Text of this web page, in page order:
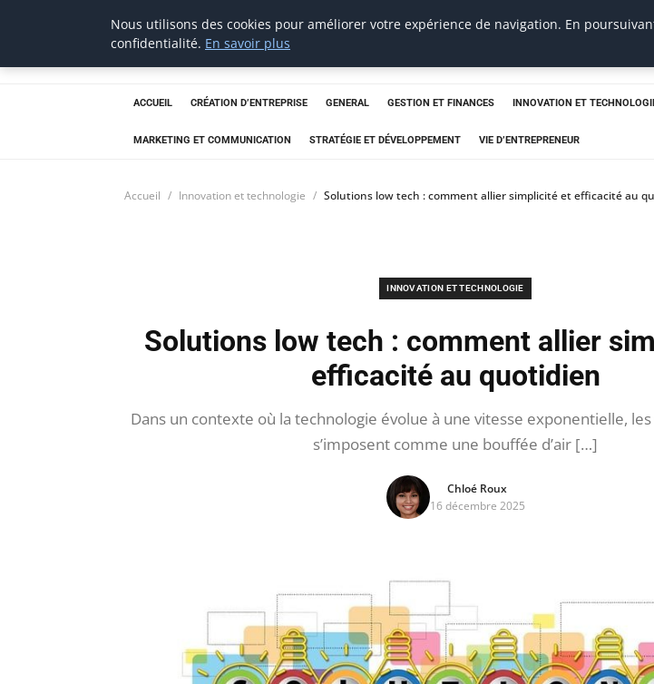
Techsumo
ACCUEIL CRÉATION D’ENTREPRISE GENERAL GESTION ET FINANCES INNOVATION ET
MARKETING ET COMMUNICATION STRATÉGIE ET DÉVELOPPEMENT VIE D’ENTREPRENEUR
Accueil Innovation et technologie Solutions low tech : comment allier simplicité et efficacité au
INNOVATION ET TECHNOLOGIE
Solutions low tech : comment allier
efficacité au quotidien
Dans un contexte où la technologie évolue à une vitesse exponentielle,
s’imposent comme une bouffée d’air […]
Chloé Roux
16 décembre 2025
Nous utilisons des cookies pour améliorer votre expérience de navigation. En
confidentialité. En savoir plus